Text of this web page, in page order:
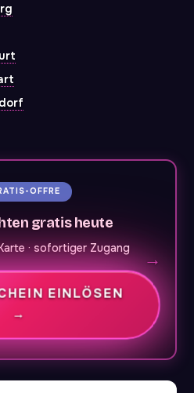
OFFRE
gratis heute
· sofortiger Zugang
EINLÖSEN
→